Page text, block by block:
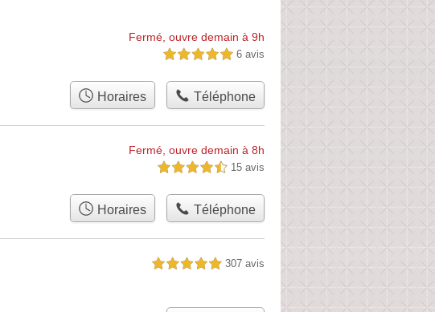
Fermé, ouvre demain à 9h
5,0 étoiles sur 5 6 avis
Horaires Téléphone
Fermé, ouvre demain à 8h
4,5 étoiles sur 5 15 avis
Horaires Téléphone
5,0 étoiles sur 5 307 avis